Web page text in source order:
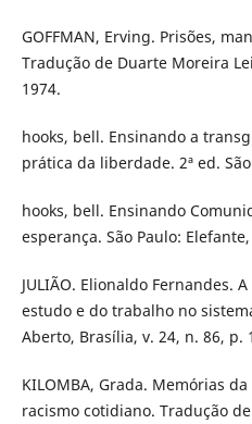
GOFFMAN, Erving. Prisões,
Tradução de Duarte Moreira
1974.
hooks, bell. Ensinando a
prática da liberdade. 2ª ed.
hooks, bell. Ensinando
esperança. São Paulo:
JULIÃO. Elionaldo Fernandes.
estudo e do trabalho no
Aberto, Brasília, v. 24, n. 86, p.
KILOMBA, Grada. Memórias
racismo cotidiano. Tradução